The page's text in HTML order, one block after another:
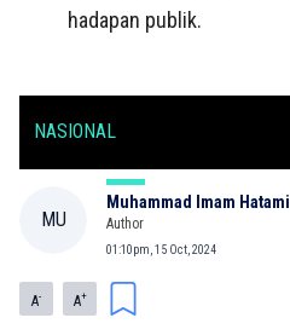
hadapan publik.
NASIONAL
MU
Muhammad Imam Hatami
Author
01:10pm, 15 Oct, 2024
A- A+